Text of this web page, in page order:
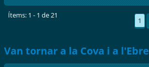
Ítems: 1 - 1 de 21
1
Van tornar a la Cova i a l'Ebre